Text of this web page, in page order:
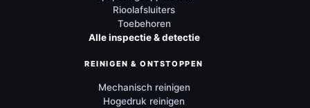
Rioolafsluiters
Toebehoren
Alle inspectie & detectie
REINIGEN & ONTSTOPPEN
Mechanisch reinigen
Hogedruk reinigen